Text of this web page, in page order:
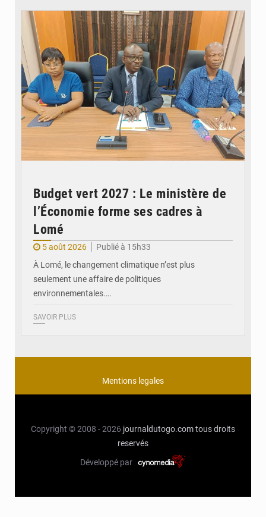
Budget vert 2027 : Le ministère de
l’Économie forme ses cadres à
Lomé
5 août 2026
Publié à 15h33
À Lomé, le changement climatique n’est plus
seulement une affaire de politiques
environnementales.…
SAVOIR PLUS
Mentions legales
Copyright © 2008 - 2026 journaldutogo.comtous droits
reservés
Développé par